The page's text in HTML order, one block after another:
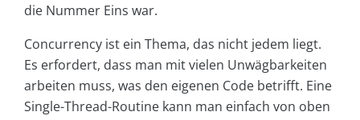
die Nummer Eins war.
Concurrency ist ein Thema, das nicht jedem liegt.
Es erfordert, dass man mit vielen Unwägbarkeiten
arbeiten muss, was den eigenen Code betrifft. Eine
Single-Thread-Routine kann man einfach von oben